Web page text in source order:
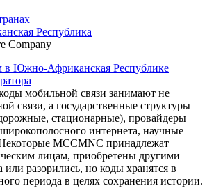
Республика
Company
в Южно-Африканская Республике
мобильной связи занимают не
связи, а государственные структуры
стационарные), провайдеры
интернета, научные
MCCMNC принадлежат
лицам, приобретены другими
разорились, но коды хранятся в
периода в целях сохранения истории.